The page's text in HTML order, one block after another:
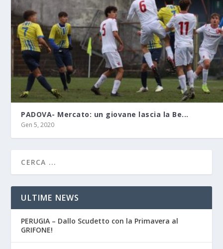
PADOVA- Mercato: un giovane lascia la Be...
Gen 5, 2020
ULTIME NEWS
PERUGIA – Dallo Scudetto con la Primavera al
GRIFONE!